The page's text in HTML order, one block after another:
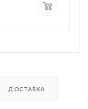
ДОСТАВКА